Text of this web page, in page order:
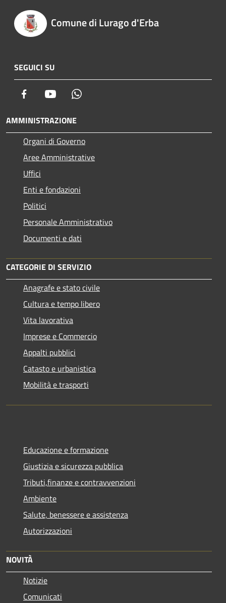
Comune di Lurago d'Erba
SEGUICI SU
Facebook Youtube
AMMINISTRAZIONE
Organi di Governo
Aree Amministrative
Uffici
Enti e fondazioni
Politici
Personale Amministrativo
Documenti e dati
CATEGORIE DI SERVIZIO
Anagrafe e stato civile
Cultura e tempo libero
Vita lavorativa
Imprese e Commercio
Appalti pubblici
Catasto e urbanistica
Mobilità e trasporti
Educazione e formazione
Giustizia e sicurezza pubblica
Tributi,finanze e contravvenzioni
Ambiente
Salute, benessere e assistenza
Autorizzazioni
NOVITÀ
Notizie
Comunicati